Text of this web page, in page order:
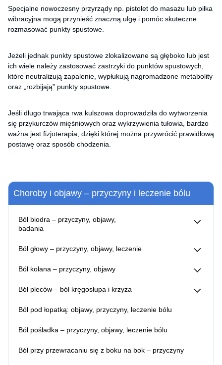
Choroby i objawy – przyczyny i leczenie bólu
Ból biodra – przyczyny, objawy,
badania
leczenie
Ból głowy – przyczyny, objawy, leczenie
Ból z tyłu głowy – przyczyny, objawy, leczenie bólu
Jak zapobiegać bólom głowy?
Ból kolana – przyczyny, objawy
leczenie
Ból pleców – ból kręgosłupa i krzyża
przy schylaniu
objawy, leczenie
Ból pleców na dole – przyczyny
Ból pod łopatką: objawy, przyczyny, leczenie bólu
Ból pośladka – przyczyny, objawy, leczenie bólu
Ból przy przewracaniu się z boku na bok – przyczyny
Specjalne nowoczesny przyrządy np. pistolet do masażu lub piłka
wibracyjna mogą przynieść znaczną ulgę i pomóc skuteczne
rozmasować punkty spustowe.
Jeżeli jednak punkty spustowe zlokalizowane są głęboko lub jest
ich wiele należy zastosować zastrzyki do punktów spustowych,
które neutralizują zapalenie, wypłukują nagromadzone metabolity
oraz „rozbijają” punkty spustowe.
Jeśli długo trwająca rwa kulszowa doprowadziła do wytworzenia
się przykurczów mięśniowych oraz wykrzywienia tułowia, bardzo
ważna jest fizjoterapia, dzięki której można przywrócić prawidłową
postawę oraz sposób chodzenia.